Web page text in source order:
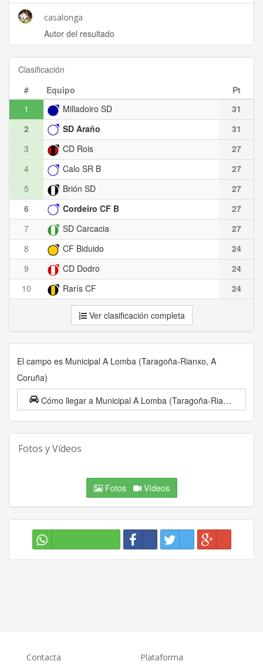
casalonga
Autor del resultado
Clasificación
#
Equipo
Pt
1
Milladoiro SD
31
2
SD Araño
31
3
CD Rois
27
4
Calo SR B
27
5
Brión SD
27
6
Cordeiro CF B
27
7
SD Carcacia
27
8
CF Biduido
24
9
CD Dodro
24
10
Rarís CF 24
Ver clasificación completa
El campo es Municipal A Lomba (Taragoña-Rianxo, A
Coruña)
Cómo llegar a Municipal A Lomba (Taragoña-Rianxo, A Coruña)
Fotos y Vídeos
Fotos Vídeos
Contacta Plataforma